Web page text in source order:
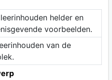
helder en
voorbeelden.
van de